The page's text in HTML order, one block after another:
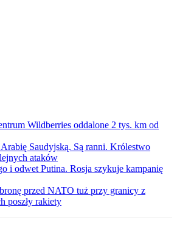
Wildberries oddalone 2 tys. km od
Saudyjską. Są ranni. Królestwo
ataków
i odwet Putina. Rosja szykuje kampanię
przed NATO tuż przy granicy z
poszły rakiety